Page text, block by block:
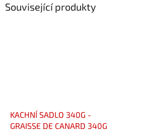
Související produkty
KACHNÍ SADLO 340G -
GRAISSE DE CANARD 340G